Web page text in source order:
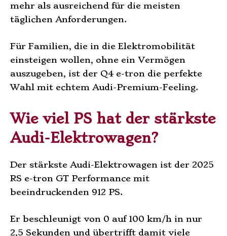
mehr als ausreichend für die meisten
täglichen Anforderungen.
Für Familien, die in die Elektromobilität
einsteigen wollen, ohne ein Vermögen
auszugeben, ist der Q4 e-tron die perfekte
Wahl mit echtem Audi-Premium-Feeling.
Wie viel PS hat der stärkste
Audi-Elektrowagen?
Der stärkste Audi-Elektrowagen ist der 2025
RS e-tron GT Performance mit
beeindruckenden 912 PS.
Er beschleunigt von 0 auf 100 km/h in nur
2,5 Sekunden und übertrifft damit viele